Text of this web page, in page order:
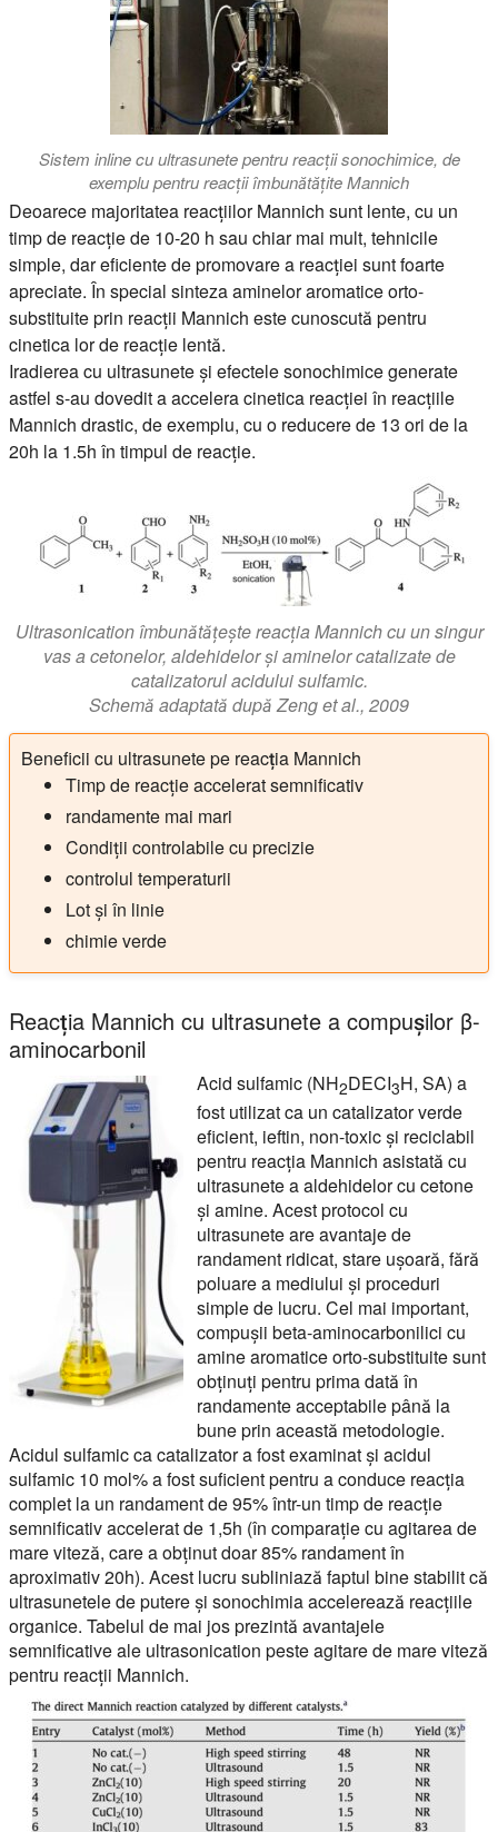
Sistem inline cu ultrasunete pentru reacții sonochimice, de
exemplu pentru reacții îmbunătățite Mannich
Deoarece majoritatea reacțiilor Mannich sunt lente, cu un
timp de reacție de 10-20 h sau chiar mai mult, tehnicile
simple, dar eficiente de promovare a reacției sunt foarte
apreciate. În special sinteza aminelor aromatice orto-
substituite prin reacții Mannich este cunoscută pentru
cinetica lor de reacție lentă.
Iradierea cu ultrasunete și efectele sonochimice generate
astfel s-au dovedit a accelera cinetica reacției în reacțiile
Mannich drastic, de exemplu, cu o reducere de 13 ori de la
20h la 1.5h în timpul de reacție.
Ultrasonication îmbunătățește reacția Mannich cu un singur
vas a cetonelor, aldehidelor și aminelor catalizate de
catalizatorul acidului sulfamic.
Schemă adaptată după Zeng et al., 2009
Beneficii cu ultrasunete pe reacția Mannich
Timp de reacție accelerat semnificativ
randamente mai mari
Condiții controlabile cu precizie
controlul temperaturii
Lot și în linie
chimie verde
Reacția Mannich cu ultrasunete a compușilor β-
aminocarbonil
Acid sulfamic (NH2DECI3H, SA) a
fost utilizat ca un catalizator verde
eficient, ieftin, non-toxic și reciclabil
pentru reacția Mannich asistată cu
ultrasunete a aldehidelor cu cetone
și amine. Acest protocol cu
ultrasunete are avantaje de
randament ridicat, stare ușoară, fără
poluare a mediului și proceduri
simple de lucru. Cel mai important,
compușii beta-aminocarbonilici cu
amine aromatice orto-substituite sunt
obținuți pentru prima dată în
randamente acceptabile până la
bune prin această metodologie.
Acidul sulfamic ca catalizator a fost examinat și acidul
sulfamic 10 mol% a fost suficient pentru a conduce reacția
complet la un randament de 95% într-un timp de reacție
semnificativ accelerat de 1,5h (în comparație cu agitarea de
mare viteză, care a obținut doar 85% randament în
aproximativ 20h). Acest lucru subliniază faptul bine stabilit că
ultrasunetele de putere și sonochimia accelerează reacțiile
organice. Tabelul de mai jos prezintă avantajele
semnificative ale ultrasonication peste agitare de mare viteză
pentru reacții Mannich.